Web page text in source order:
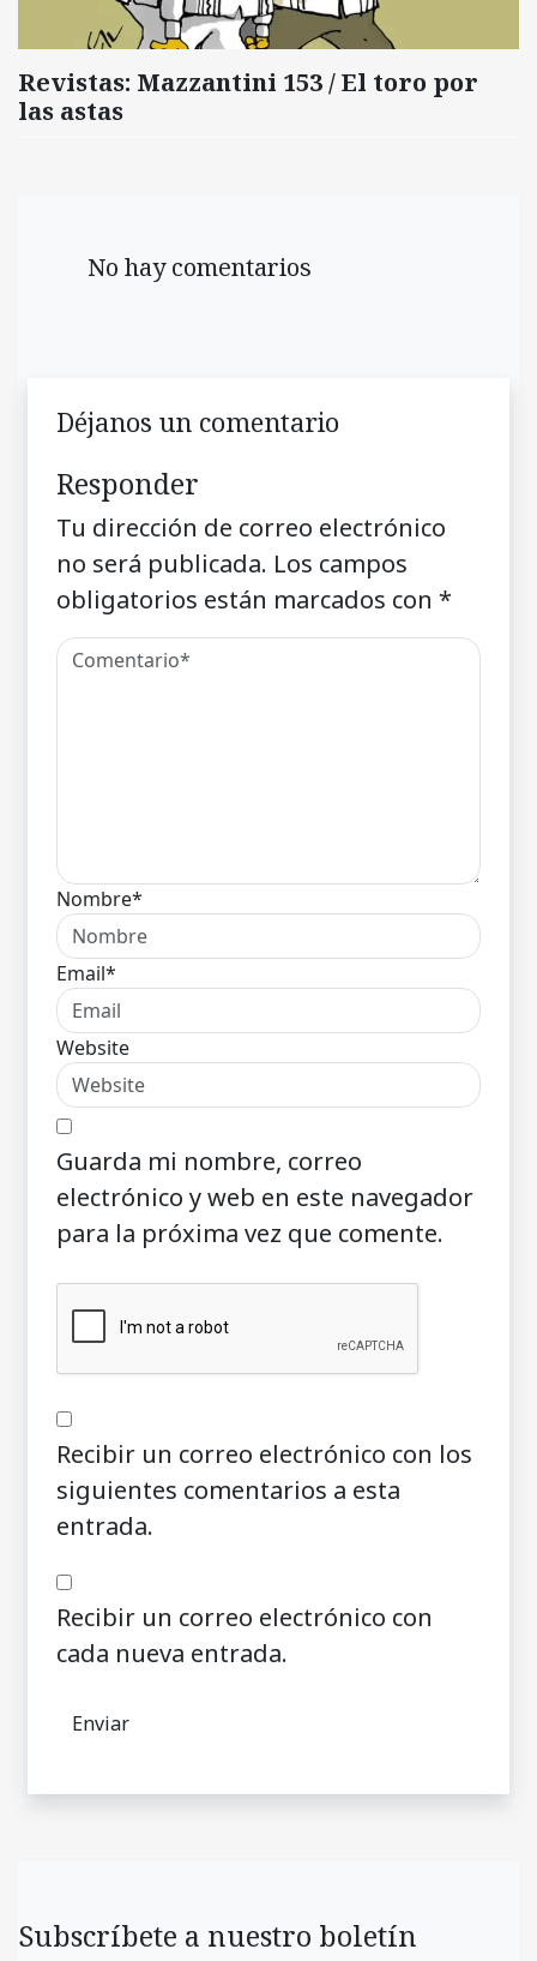
Revistas: Mazzantini 153 / El toro por
las astas
No hay comentarios
Déjanos un comentario
Responder
Tu dirección de correo electrónico
no será publicada. Los campos
obligatorios están marcados con *
Nombre*
Email*
Website
Guarda mi nombre, correo
electrónico y web en este navegador
para la próxima vez que comente.
Recibir un correo electrónico con los
siguientes comentarios a esta
entrada.
Recibir un correo electrónico con
cada nueva entrada.
Subscríbete a nuestro boletín